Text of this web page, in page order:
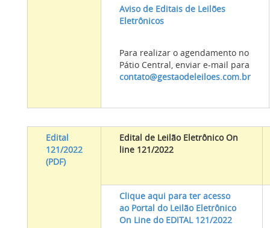
Aviso de Editais de Leilões
Eletrônicos
Para realizar o agendamento no
Pátio Central, enviar e-mail para
contato@gestaodeleiloes.com.br
Edital
121/2022
(PDF)
Edital de Leilão Eletrônico On
line 121/2022
Clique aqui para ter acesso
ao Portal do Leilão Eletrônico
On Line do EDITAL 121/2022